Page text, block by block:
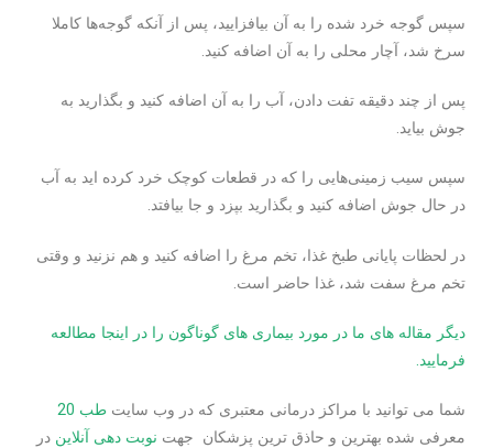
سپس گوجه خرد شده را به آن بیافزایید، پس از آنکه گوجه­‌ها کاملا
سرخ شد، آچار محلی را به آن اضافه ­کنید.
پس از چند دقیقه تفت دادن، آب را به آن اضافه کنید و بگذارید به
جوش بیاید.
سپس سیب­ زمینی­‌هایی را که در قطعات کوچک خرد کرده ­اید به آب
در حال جوش اضافه کنید و بگذارید بپزد و جا بیافتد.
در لحظات پایانی طبخ غذا، تخم ­مرغ را اضافه کنید و هم نزنید و وقتی
تخم­ مرغ سفت شد، غذا حاضر است.
دیگر مقاله های ما در مورد بیماری های گوناگون را در اینجا مطالعه
فرمایید.
شما می توانید با مراکز درمانی معتبری که در وب سایت طب 20
معرفی شده بهترین و حاذق ترین پزشکان جهت نوبت دهی آنلاین در